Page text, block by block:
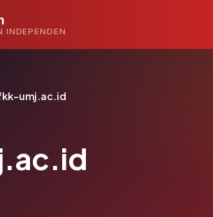
INDEPENDEN
umj.ac.id